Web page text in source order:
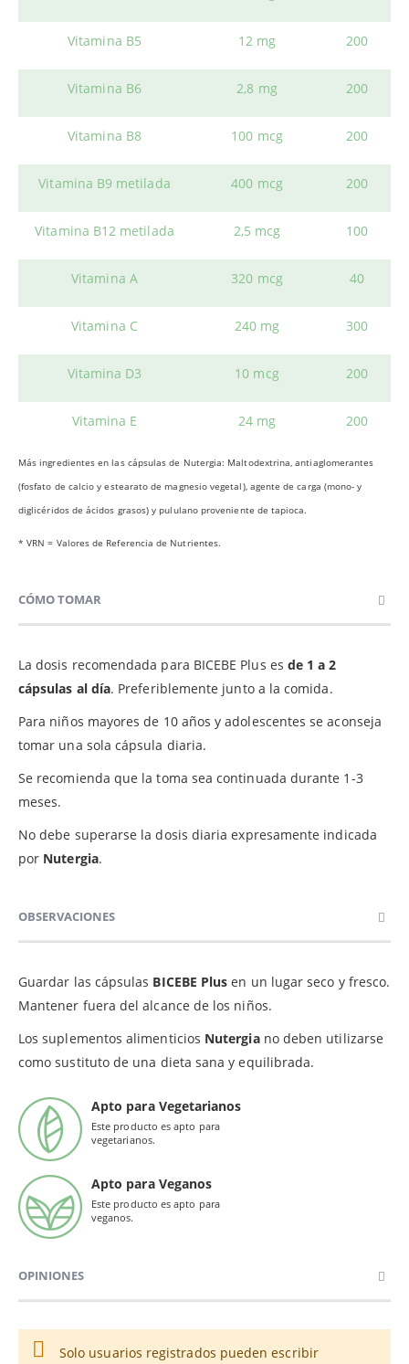
Vitamina B5 12 mg 200
Vitamina B6 2,8 mg 200
Vitamina B8 100 mcg 200
Vitamina B9 metilada 400 mcg 200
Vitamina B12 metilada 2,5 mcg 100
Vitamina A 320 mcg 40
Vitamina C 240 mg 300
Vitamina D3 10 mcg 200
Vitamina E 24 mg 200
Más ingredientes en las cápsulas de Nutergia: Maltodextrina, antiaglomerantes
(fosfato de calcio y estearato de magnesio vegetal), agente de carga (mono- y
diglicéridos de ácidos grasos) y pululano proveniente de tapioca.
* VRN = Valores de Referencia de Nutrientes.
CÓMO TOMAR
La dosis recomendada para BICEBE Plus es de 1 a 2
cápsulas al día. Preferiblemente junto a la comida.
Para niños mayores de 10 años y adolescentes se aconseja
tomar una sola cápsula diaria.
Se recomienda que la toma sea continuada durante 1-3
meses.
No debe superarse la dosis diaria expresamente indicada
por Nutergia.
OBSERVACIONES
Guardar las cápsulas BICEBE Plus en un lugar seco y fresco.
Mantener fuera del alcance de los niños.
Los suplementos alimenticios Nutergiano deben utilizarse
como sustituto de una dieta sana y equilibrada.
Apto para Vegetarianos
Este producto es apto para
vegetarianos.
Apto para Veganos
Este producto es apto para
veganos.
OPINIONES
Solo usuarios registrados pueden escribir